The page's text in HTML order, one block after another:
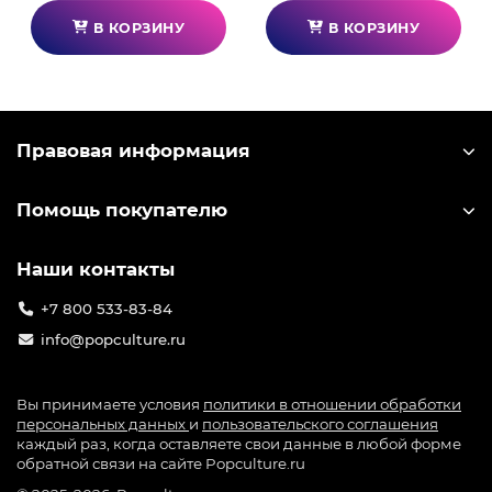
В КОРЗИНУ В КОРЗИНУ
Правовая информация
Помощь покупателю
Наши контакты
+7 800 533-83-84
info@popculture.ru
Вы принимаете условия политики в отношении обработки
персональных данных и пользовательского соглашения
каждый раз, когда оставляете свои данные в любой форме
обратной связи на сайте Popculture.ru